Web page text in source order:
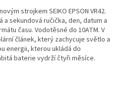
strojkem SEIKO EPSON VR42.
a sekundová ručička, den, datum a
času. Vodotěsné do 10ATM. V
článek, který zachycuje světlo a
energii, kterou ukládá do
baterie vydrží čtyři měsíce.